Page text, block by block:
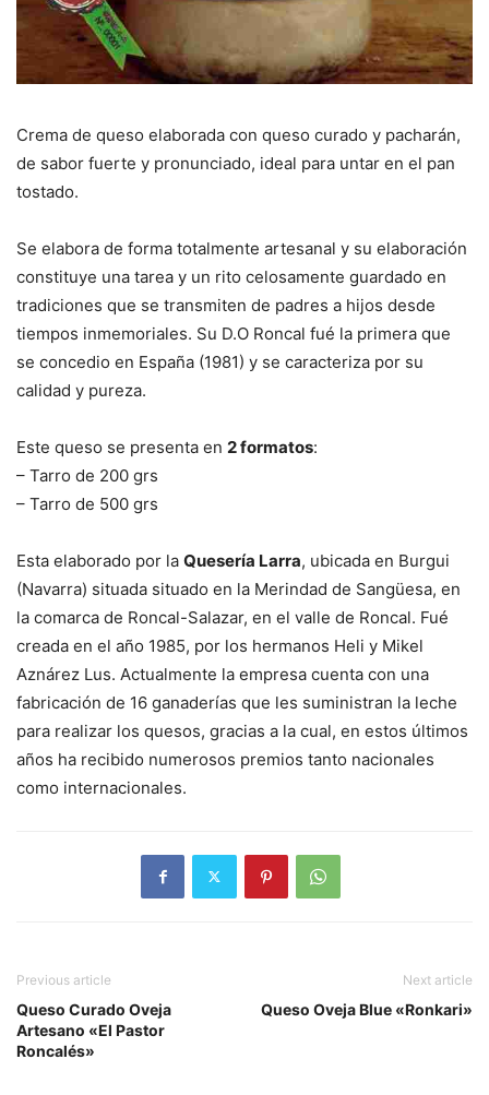
Crema de queso elaborada con queso curado y pacharán,
de sabor fuerte y pronunciado, ideal para untar en el pan
tostado.
Se elabora de forma totalmente artesanal y su elaboración
constituye una tarea y un rito celosamente guardado en
tradiciones que se transmiten de padres a hijos desde
tiempos inmemoriales. Su D.O Roncal fué la primera que
se concedio en España (1981) y se caracteriza por su
calidad y pureza.
Este queso se presenta en 2 formatos:
– Tarro de 200 grs
– Tarro de 500 grs
Esta elaborado por la Quesería Larra, ubicada en Burgui
(Navarra) situada situado en la Merindad de Sangüesa, en
la comarca de Roncal-Salazar, en el valle de Roncal. Fué
creada en el año 1985, por los hermanos Heli y Mikel
Aznárez Lus. Actualmente la empresa cuenta con una
fabricación de 16 ganaderías que les suministran la leche
para realizar los quesos, gracias a la cual, en estos últimos
años ha recibido numerosos premios tanto nacionales
como internacionales.
Previous article
Queso Curado Oveja
Artesano «El Pastor
Roncalés»
Next article
Queso Oveja Blue «Ronkari»